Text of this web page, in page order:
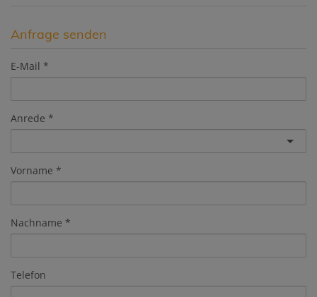
Anfrage senden
E-Mail
Anrede
Vorname
Nachname
Telefon